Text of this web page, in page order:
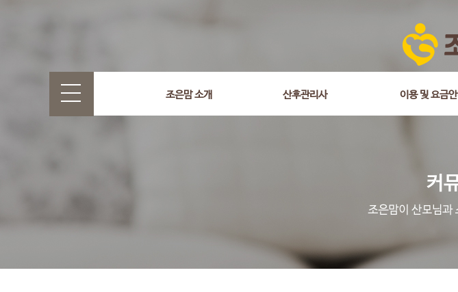
조은맘 소개 산후관리사 이용 및 요금
select wr_id, wr_subject from g5_write_m05_04 where wr_is_comment = 0 and